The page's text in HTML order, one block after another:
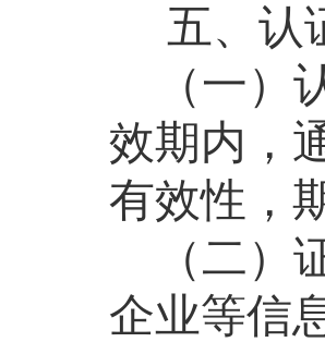
五、认
（一）
效期内，
有效性，
（二）
企业等信